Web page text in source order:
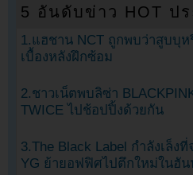
5 อันดับข่าว HOT ป
1.แฮชาน NCT ถูกพบว่าสูบบุห
เบื้องหลังฝึกซ้อม
2.ชาวเน็ตพบลิซ่า
TWICE ไปช้อปปิ้งด้วยกัน
3.The Black Label กำลังเล็ง
YG ย้ายอฟฟิศไปตึกใหม่ในฮัน